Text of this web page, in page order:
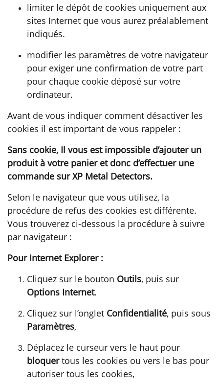
limiter le dépôt de cookies uniquement aux
sites Internet que vous aurez préalablement
indiqués.
modifier les paramètres de votre navigateur
pour exiger une confirmation de votre part
pour chaque cookie déposé sur votre
ordinateur.
Avant de vous indiquer comment désactiver les
cookies il est important de vous rappeler :
Sans cookie, Il vous est impossible d’ajouter un
produit à votre panier et donc d’effectuer une
commande sur XP Metal Detectors.
Selon le navigateur que vous utilisez, la
procédure de refus des cookies est différente.
Vous trouverez ci-dessous la procédure à suivre
par navigateur :
Pour Internet Explorer :
Cliquez sur le bouton Outils, puis sur
Options Internet.
Cliquez sur l’onglet Confidentialité, puis sous
Paramètres,
Déplacez le curseur vers le haut pour
bloquertous les cookies ou vers le bas pour
autoriser tous les cookies,